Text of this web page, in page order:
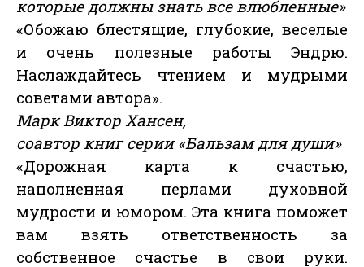
которые должны знать все влюбленные»
«Обожаю блестящие, глубокие, веселые
и очень полезные работы Эндрю.
Наслаждайтесь чтением и мудрыми
советами автора».
Марк Виктор Хансен,
соавтор книг серии «Бальзам для души»
«Дорожная карта к счастью,
наполненная перлами духовной
мудрости и юмором. Эта книга поможет
вам взять ответственность за
собственное счастье в свои руки.